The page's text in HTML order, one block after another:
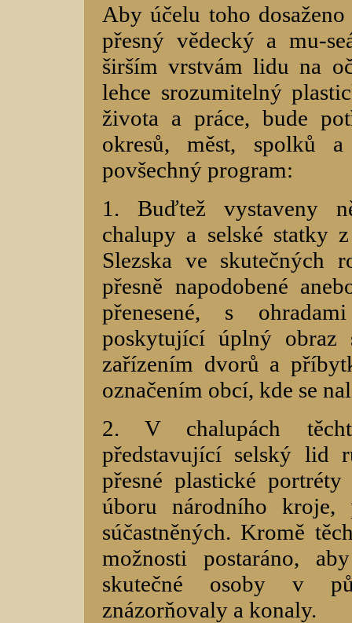
Aby účelu toho
přesný vědecký a mu-
širším vrstvám lidu na
lehce srozumitelný
života a práce, bude
okresů, měst, spolků
povšechný program:
1. Buďtež vystaveny
chalupy a selské statky
Slezska ve skutečných
přesně napodobené
přenesené, s
poskytující úplný obraz
zařízením dvorů a
označením obcí, kde se
2. V chalupách
představující selský lid
přesné plastické
úboru národního kroje,
súčastněných. Kromě
možnosti postaráno,
skutečné osoby v
znázorňovaly a konaly.